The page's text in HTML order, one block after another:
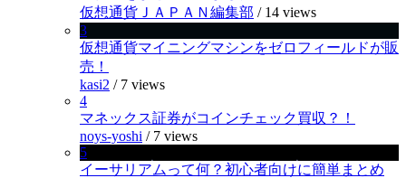
仮想通貨ＪＡＰＡＮ編集部 / 14 views
3
仮想通貨マイニングマシンをゼロフィールドが販
売！
kasi2 / 7 views
4
マネックス証券がコインチェック買収？！
noys-yoshi / 7 views
5
イーサリアムって何？初心者向けに簡単まとめ